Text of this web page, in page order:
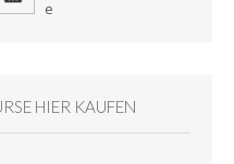
HIER KAUFEN